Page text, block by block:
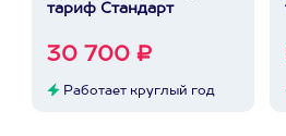
тариф Стандарт
30 700 ₽
Работает круглый год